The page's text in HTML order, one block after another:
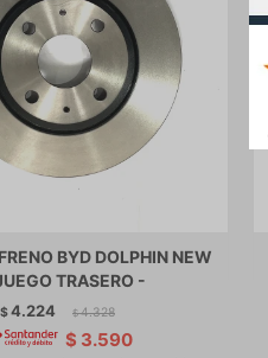
BYD DOLPHIN NEW
TRASERO -
$4.224 $ 4.328
$ 3.590